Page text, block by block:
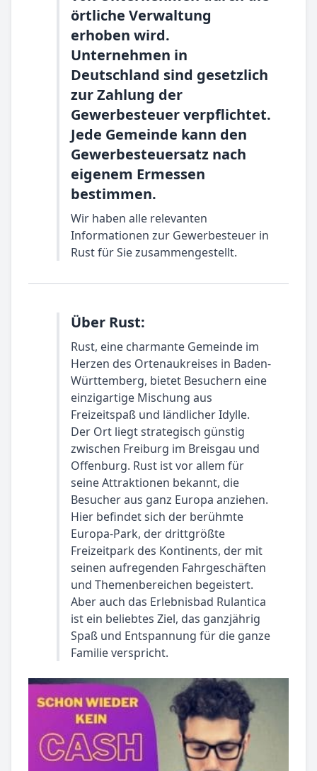
örtliche Verwaltung
erhoben wird.
Unternehmen in
Deutschland sind gesetzlich
zur Zahlung der
Gewerbesteuer verpflichtet.
Jede Gemeinde kann den
Gewerbesteuersatz nach
eigenem Ermessen
bestimmen.
Wir haben alle relevanten
Informationen zur Gewerbesteuer in
Rust für Sie zusammengestellt.
Über Rust:
Rust, eine charmante Gemeinde im
Herzen des Ortenaukreises in Baden-
Württemberg, bietet Besuchern eine
einzigartige Mischung aus
Freizeitspaß und ländlicher Idylle.
Der Ort liegt strategisch günstig
zwischen Freiburg im Breisgau und
Offenburg. Rust ist vor allem für
seine Attraktionen bekannt, die
Besucher aus ganz Europa anziehen.
Hier befindet sich der berühmte
Europa-Park, der drittgrößte
Freizeitpark des Kontinents, der mit
seinen aufregenden Fahrgeschäften
und Themenbereichen begeistert.
Aber auch das Erlebnisbad Rulantica
ist ein beliebtes Ziel, das ganzjährig
Spaß und Entspannung für die ganze
Familie verspricht.